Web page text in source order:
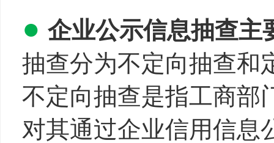
● 企业公示信息抽查
抽查分为不定向抽查和
不定向抽查是指工商部
对其通过企业信用信